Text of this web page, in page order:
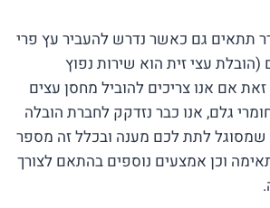
תתאים גם כאשר נדרש להעביר עץ פרי
(הובלת עצי זית הוא שירות נפוץ
אם אנו צריכים להוביל מחסן עצים
גלם, אנו כבר נזדקק לחברת הובלה
שמסוגל לתת לכם מענה ובכלל זה מספר
וכן אמצעים נוספים בהתאם לצורך